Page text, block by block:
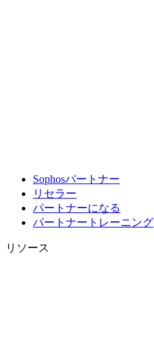
Sophosパートナー
リセラー
パートナーになる
パートナートレーニング
リソース